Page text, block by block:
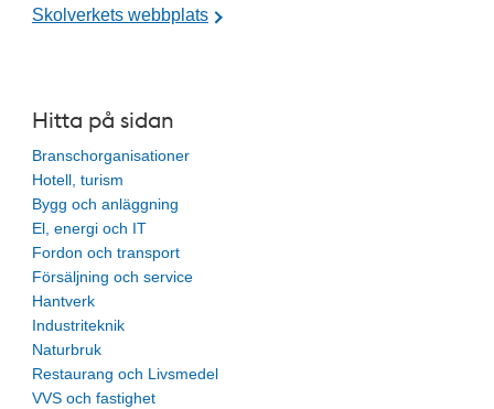
Skolverkets webbplats
Hitta på sidan
Branschorganisationer
Hotell, turism
Bygg och anläggning
El, energi och IT
Fordon och transport
Försäljning och service
Hantverk
Industriteknik
Naturbruk
Restaurang och Livsmedel
VVS och fastighet